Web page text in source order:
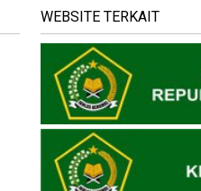
WEBSITE TERKAIT